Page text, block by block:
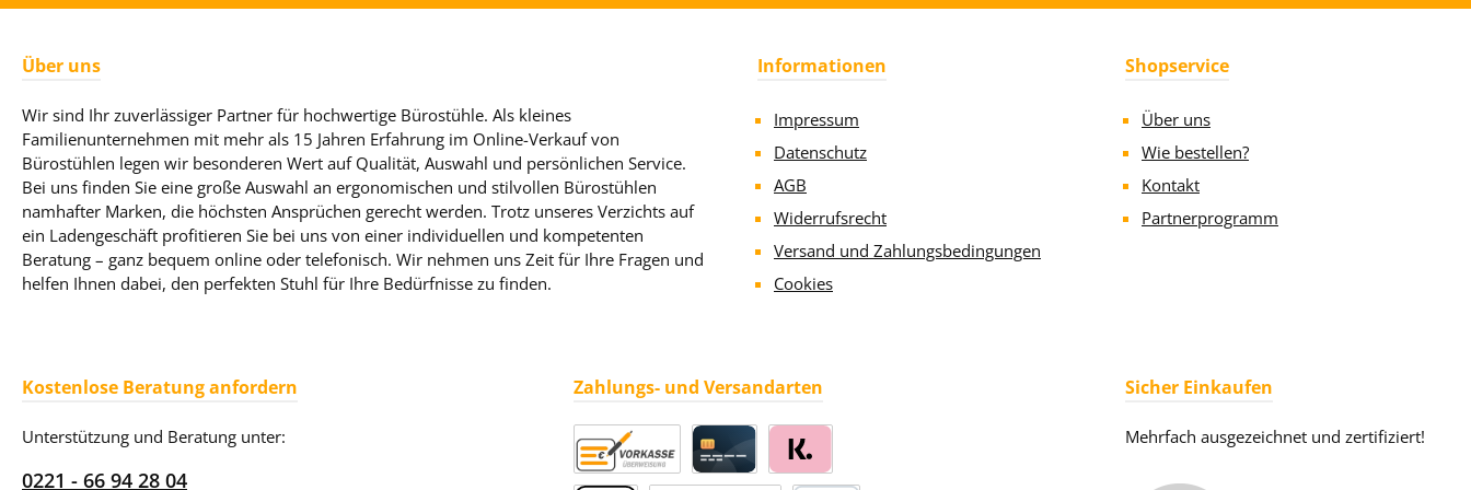
Über uns
Wir sind Ihr zuverlässiger Partner für hochwertige Bürostühle. Als kleines
Familienunternehmen mit mehr als 15 Jahren Erfahrung im Online-Verkauf von
Bürostühlen legen wir besonderen Wert auf Qualität, Auswahl und persönlichen Service.
Bei uns finden Sie eine große Auswahl an ergonomischen und stilvollen Bürostühlen
namhafter Marken, die höchsten Ansprüchen gerecht werden. Trotz unseres Verzichts auf
ein Ladengeschäft profitieren Sie bei uns von einer individuellen und kompetenten
Beratung – ganz bequem online oder telefonisch. Wir nehmen uns Zeit für Ihre Fragen und
helfen Ihnen dabei, den perfekten Stuhl für Ihre Bedürfnisse zu finden.
Informationen
Impressum
Datenschutz
AGB
Widerrufsrecht
Versand und Zahlungsbedingungen
Cookies
Shopservice
Über uns
Wie bestellen?
Kontakt
Partnerprogramm
Kostenlose Beratung anfordern
Unterstützung und Beratung unter:
0221 - 66 94 28 04
Zahlungs- und Versandarten
Vorkasse KreditkarteKlarna
Sicher Einkaufen
Mehrfach ausgezeichnet und zertifiziert!